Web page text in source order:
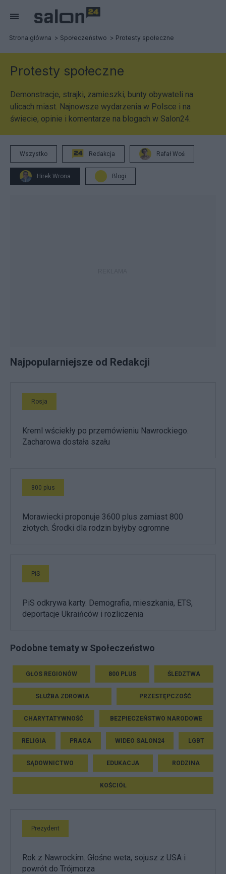
Strona główna Społeczeństwo Protesty społeczne
Protesty społeczne
Demonstracje, strajki, zamieszki, bunty obywateli na
ulicach miast. Najnowsze wydarzenia w Polsce i na
świecie, opinie i komentarze na blogach w Salon24.
Wszystko Redakcja Rafał Woś
Hirek Wrona Blogi
Najpopularniejsze od Redakcji
Rosja
Kreml wściekły po przemówieniu Nawrockiego.
Zacharowa dostała szału
800 plus
Morawiecki proponuje 3600 plus zamiast 800
złotych. Środki dla rodzin byłyby ogromne
PiS
PiS odkrywa karty. Demografia, mieszkania, ETS,
deportacje Ukraińców i rozliczenia
Podobne tematy w Społeczeństwo
GŁOS REGIONÓW 800 PLUS ŚLEDZTWA
SŁUŻBA ZDROWIA PRZESTĘPCZOŚĆ
CHARYTATYWNOŚĆ BEZPIECZEŃSTWO NARODOWE
RELIGIA PRACA WIDEO SALON24 LGBT
SĄDOWNICTWO EDUKACJA RODZINA
KOŚCIÓŁ
Prezydent
Rok z Nawrockim. Głośne weta, sojusz z USA i
powrót do Trójmorza